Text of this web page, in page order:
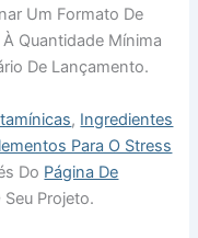
Um Formato De
Quantidade Mínima
De Lançamento.
, Ingredientes
Para O Stress
Do Página De
Seu Projeto.